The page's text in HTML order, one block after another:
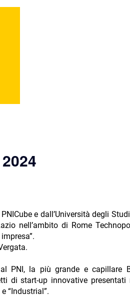
e dall’Università degli
nell’ambito di Rome
PNI, la più grande e capillare
di start-up innovative presentati
“Industrial”.